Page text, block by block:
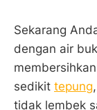
Sekarang
dengan air
sedikit tepung
tidak lembek